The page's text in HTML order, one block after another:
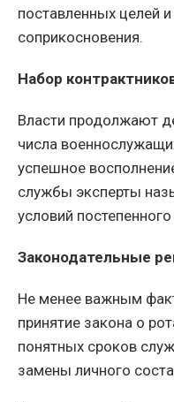
поставленных целей
соприкосновения.
Набор
Власти продолжают
числа
успешное
службы эксперты
условий
Законодательные
Не менее важным
принятие закона о
понятных сроков
замены личного